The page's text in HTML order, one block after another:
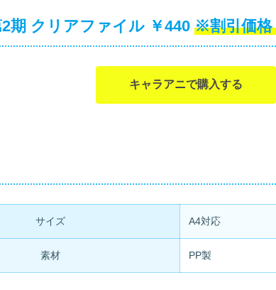
期 クリアファイル ￥440
キャラアニで購入する
サイズ A4対応
素材 PP製